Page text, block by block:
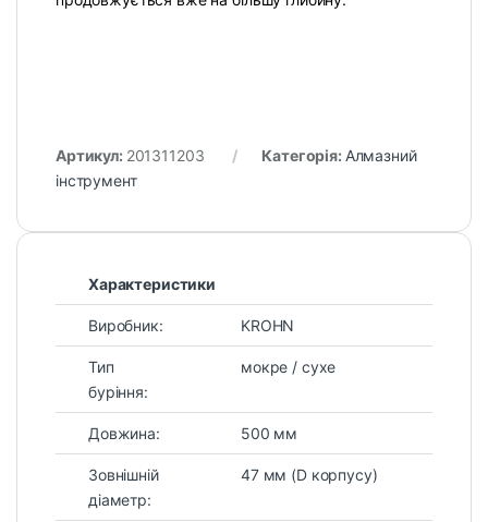
Артикул: 201311203 Категорія: Алмазний
інструмент
Характеристики
Виробник: KROHN
Тип
буріння:
мокре / сухе
Довжина: 500 мм
Зовнішній
діаметр:
47 мм (D корпусу)